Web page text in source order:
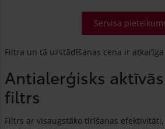
Servisa
Filtra un tā uzstādīšanas cena ir
Antialerģisks
filtrs
Filtrs ar visaugstāko tīrīšanas